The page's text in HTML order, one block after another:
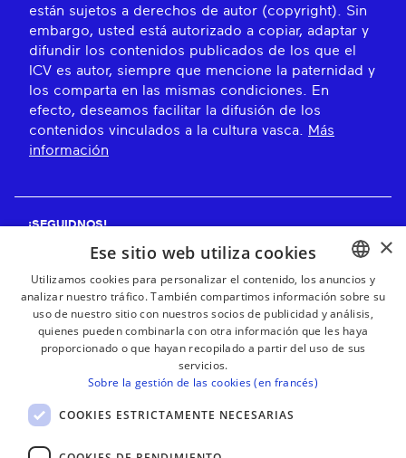
están sujetos a derechos de autor (copyright). Sin
embargo, usted está autorizado a copiar, adaptar y
difundir los contenidos publicados de los que el
ICV es autor, siempre que mencione la paternidad y
los comparta en las mismas condiciones. En
efecto, deseamos facilitar la difusión de los
contenidos vinculados a la cultura vasca. Más
información
¡SEGUIDNOS!
¡RECIBE NUESTROS BOLETINES!
Suscribirse
BASQUE
FRENCH
×
Ese sitio web utiliza cookies
Utilizamos cookies para personalizar el contenido, los anuncios y
analizar nuestro tráfico. También compartimos información sobre su
uso de nuestro sitio con nuestros socios de publicidad y análisis,
quienes pueden combinarla con otra información que les haya
proporcionado o que hayan recopilado a partir del uso de sus
servicios.
Sobre la gestión de las cookies (en francés)
COOKIES ESTRICTAMENTE NECESARIAS